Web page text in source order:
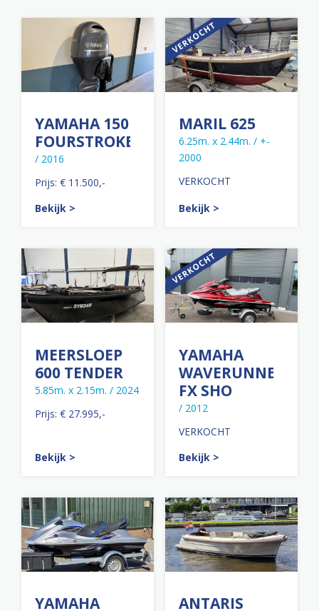
YAMAHA 150
FOURSTROKE
/ 2016
Prijs: € 11.500,-
Bekijk >
MARIL 625
6.25m. x 2.44m. / +-
2000
VERKOCHT
Bekijk >
MEERSLOEP
600 TENDER
5.85m. x 2.15m. / 2024
Prijs: € 27.995,-
Bekijk >
YAMAHA
WAVERUNNER
FX SHO
/ 2012
VERKOCHT
Bekijk >
YAMAHA
ANTARIS